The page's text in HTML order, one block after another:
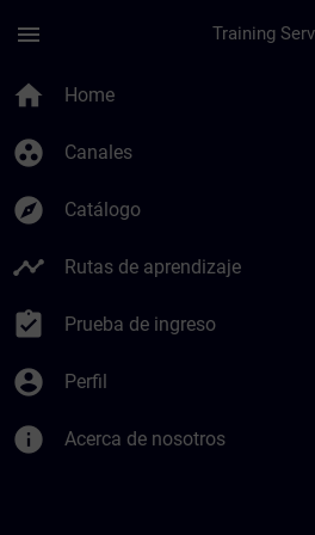
menu
home Home
group_work Canales
explore Catálogo
timeline Rutas de aprendizaje
assignment_turned_in Prueba de ingreso
account_circle Perfil
info Acerca de nosotros